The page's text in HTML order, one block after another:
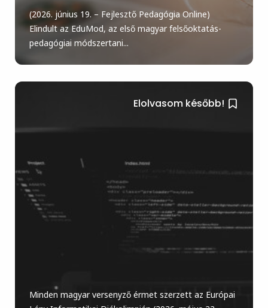
(2026. június 19. – Fejlesztő Pedagógia Online)
Elindult az EduMod, az első magyar felsőoktatás-
pedagógiai módszertani...
Elolvasom később!
Minden magyar versenyző érmet szerzett az Európai